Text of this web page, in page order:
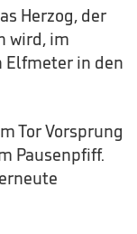
Herzog, der
wird, im
Elfmeter in den
Tor Vorsprung
Pausenpfiff.